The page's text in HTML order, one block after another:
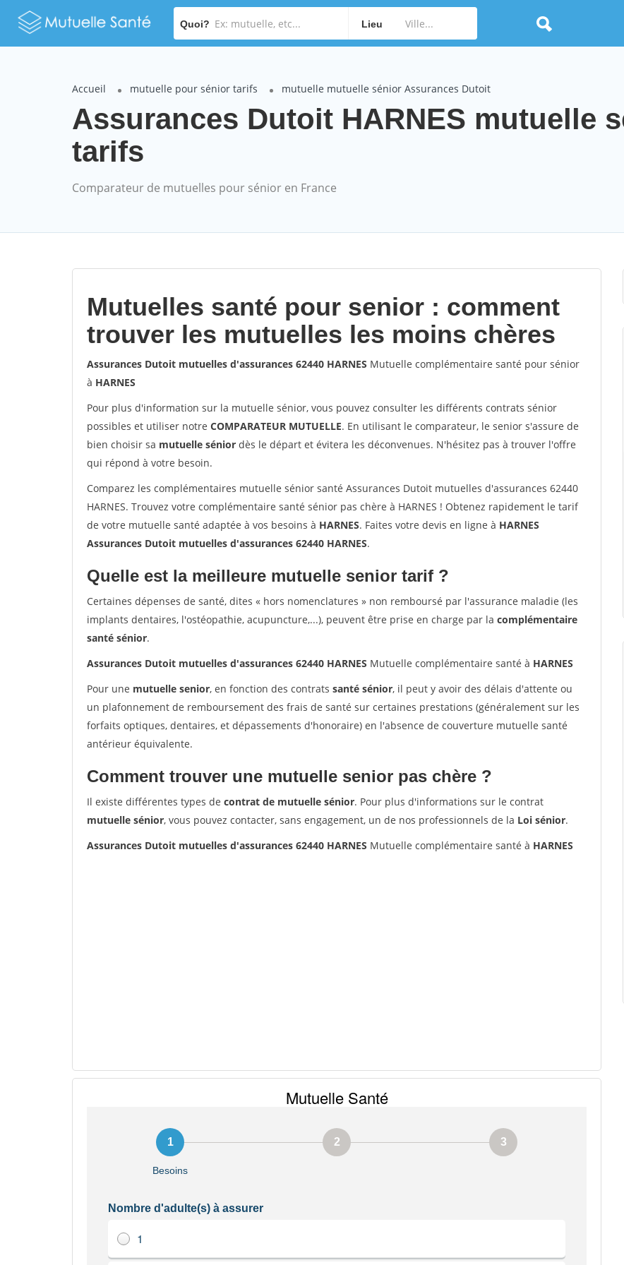
Quoi? Lieu
Accueil mutuelle pour sénior tarifs mutuelle mutuelle sénior Assurances Dutoit
Assurances Dutoit HARNES mutuelle
tarifs
Comparateur de mutuelles pour sénior en France
Mutuelles santé pour senior : comment
trouver les mutuelles les moins chères
Assurances Dutoit mutuelles d'assurances 62440 HARNES Mutuelle complémentaire santé pour sénior
à HARNES
Pour plus d'information sur la mutuelle sénior, vous pouvez consulter les différents contrats sénior
possibles et utiliser notre COMPARATEUR MUTUELLE. En utilisant le comparateur, le senior s'assure de
bien choisir sa mutuelle sénior dès le départ et évitera les déconvenues. N'hésitez pas à trouver l'offre
qui répond à votre besoin.
Comparez les complémentaires mutuelle sénior santé Assurances Dutoit mutuelles d'assurances 62440
HARNES. Trouvez votre complémentaire santé sénior pas chère à HARNES ! Obtenez rapidement le tarif
de votre mutuelle santé adaptée à vos besoins à HARNES. Faites votre devis en ligne à HARNES
Assurances Dutoit mutuelles d'assurances 62440 HARNES.
Quelle est la meilleure mutuelle senior tarif ?
Certaines dépenses de santé, dites « hors nomenclatures » non remboursé par l'assurance maladie (les
implants dentaires, l'ostéopathie, acupuncture,...), peuvent être prise en charge par la complémentaire
santé sénior.
Assurances Dutoit mutuelles d'assurances 62440 HARNES Mutuelle complémentaire santé à HARNES
Pour une mutuelle senior, en fonction des contrats santé sénior, il peut y avoir des délais d'attente ou
un plafonnement de remboursement des frais de santé sur certaines prestations (généralement sur les
forfaits optiques, dentaires, et dépassements d'honoraire) en l'absence de couverture mutuelle santé
antérieur équivalente.
Comment trouver une mutuelle senior pas chère ?
Il existe différentes types de contrat de mutuelle sénior. Pour plus d'informations sur le contrat
mutuelle sénior, vous pouvez contacter, sans engagement, un de nos professionnels de la Loi sénior.
Assurances Dutoit mutuelles d'assurances 62440 HARNES Mutuelle complémentaire santé à HARNES